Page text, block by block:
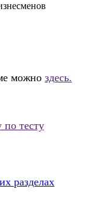
можно здесь.
по тесту
разделах